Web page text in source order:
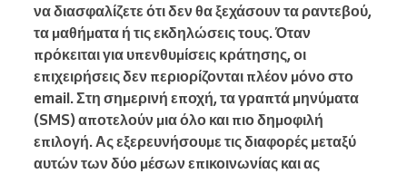
να διασφαλίζετε ότι δεν θα ξεχάσουν τα ραντεβού,
τα μαθήματα ή τις εκδηλώσεις τους. Όταν
πρόκειται για υπενθυμίσεις κράτησης, οι
επιχειρήσεις δεν περιορίζονται πλέον μόνο στο
email. Στη σημερινή εποχή, τα γραπτά μηνύματα
(SMS) αποτελούν μια όλο και πιο δημοφιλή
επιλογή. Ας εξερευνήσουμε τις διαφορές μεταξύ
αυτών των δύο μέσων επικοινωνίας και ας